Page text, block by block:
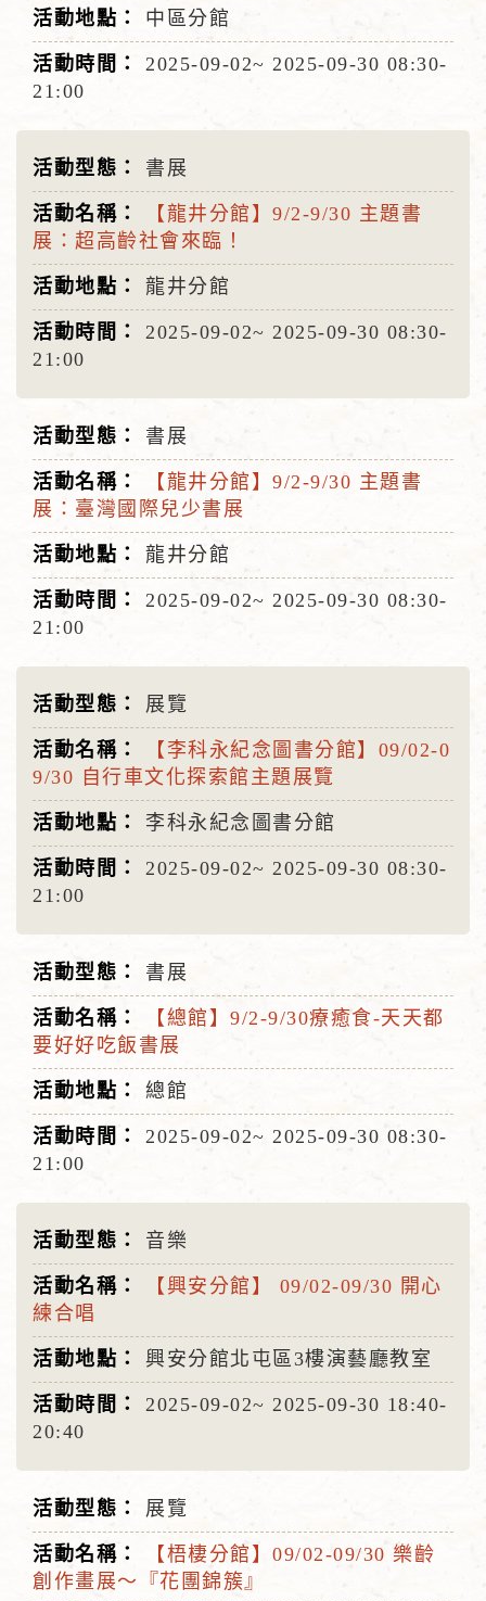
中區分館
2025-09-02~ 2025-09-30 08:30-
21:00
書展
【龍井分館】9/2-9/30 主題書
展：超高齡社會來臨！
龍井分館
2025-09-02~ 2025-09-30 08:30-
21:00
書展
【龍井分館】9/2-9/30 主題書
展：臺灣國際兒少書展
龍井分館
2025-09-02~ 2025-09-30 08:30-
21:00
展覽
【李科永紀念圖書分館】09/02-0
9/30 自行車文化探索館主題展覽
李科永紀念圖書分館
2025-09-02~ 2025-09-30 08:30-
21:00
書展
【總館】9/2-9/30療癒食-天天都
要好好吃飯書展
總館
2025-09-02~ 2025-09-30 08:30-
21:00
音樂
【興安分館】 09/02-09/30 開心
練合唱
興安分館北屯區3樓演藝廳教室
2025-09-02~ 2025-09-30 18:40-
20:40
展覽
【梧棲分館】09/02-09/30 樂齡
創作畫展〜『花團錦簇』